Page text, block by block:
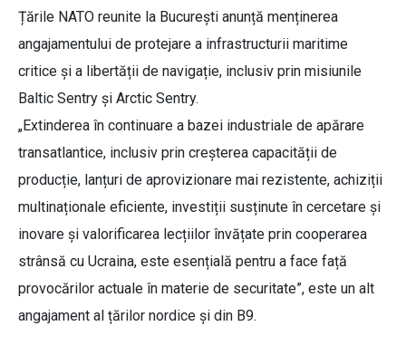
Țările NATO reunite la București anunță menținerea
angajamentului de protejare a infrastructurii maritime
critice și a libertății de navigație, inclusiv prin misiunile
Baltic Sentry și Arctic Sentry.
„Extinderea în continuare a bazei industriale de apărare
transatlantice, inclusiv prin creșterea capacității de
producție, lanțuri de aprovizionare mai rezistente, achiziții
multinaționale eficiente, investiții susținute în cercetare și
inovare și valorificarea lecțiilor învățate prin cooperarea
strânsă cu Ucraina, este esențială pentru a face față
provocărilor actuale în materie de securitate”, este un alt
angajament al țărilor nordice și din B9.